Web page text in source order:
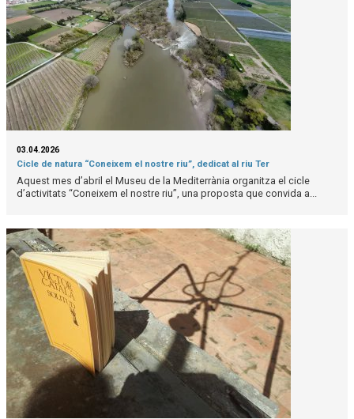
03.04.2026
Cicle de natura “Coneixem el nostre riu”, dedicat al riu Ter
Aquest mes d’abril el Museu de la Mediterrània organitza el cicle
d’activitats “Coneixem el nostre riu”, una proposta que convida a...